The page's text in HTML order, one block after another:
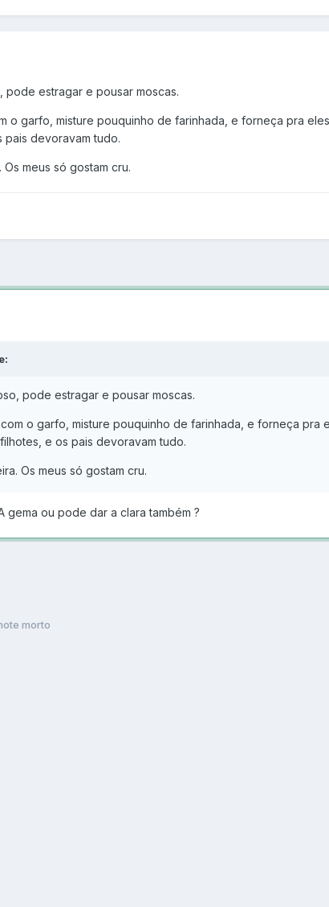
estragar e pousar moscas.
o garfo, misture pouquinho de farinhada, e forneça pra
devoravam tudo.
meus só gostam cru.
pode estragar e pousar moscas.
o garfo, misture pouquinho de farinhada, e forneça pra
e os pais devoravam tudo.
Os meus só gostam cru.
gema ou pode dar a clara também ?
morto